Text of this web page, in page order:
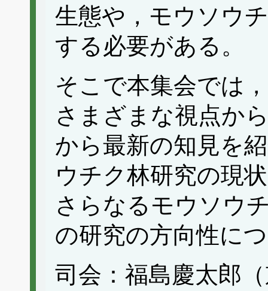
生態や，モウソウ
する必要がある。
そこで本集会では
さまざまな視点か
から最新の知見を
ウチク林研究の現
さらなるモウソウ
の研究の方向性に
司会：福島慶太郎